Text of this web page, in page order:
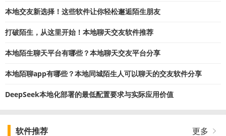
本地交友新选择！这些软件让你轻松邂逅陌生朋友
打破陌生，从这里开始！本地聊天交友软件推荐
本地陌生聊天平台有哪些？本地聊天交友平台分享
本地陌聊app有哪些？本地同城陌生人可以聊天的交友软件分享
DeepSeek本地化部署的最低配置要求与实际应用价值
软件推荐 更多